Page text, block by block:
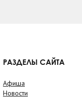
РАЗДЕЛЫ САЙТА
Афиша
Новости